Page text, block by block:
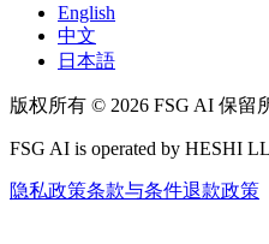
English
中文
日本語
版权所有 © 2026 FSG AI 保留
FSG AI is operated by HESHI
隐私政策条款与条件退款政策